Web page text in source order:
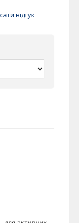
відгук